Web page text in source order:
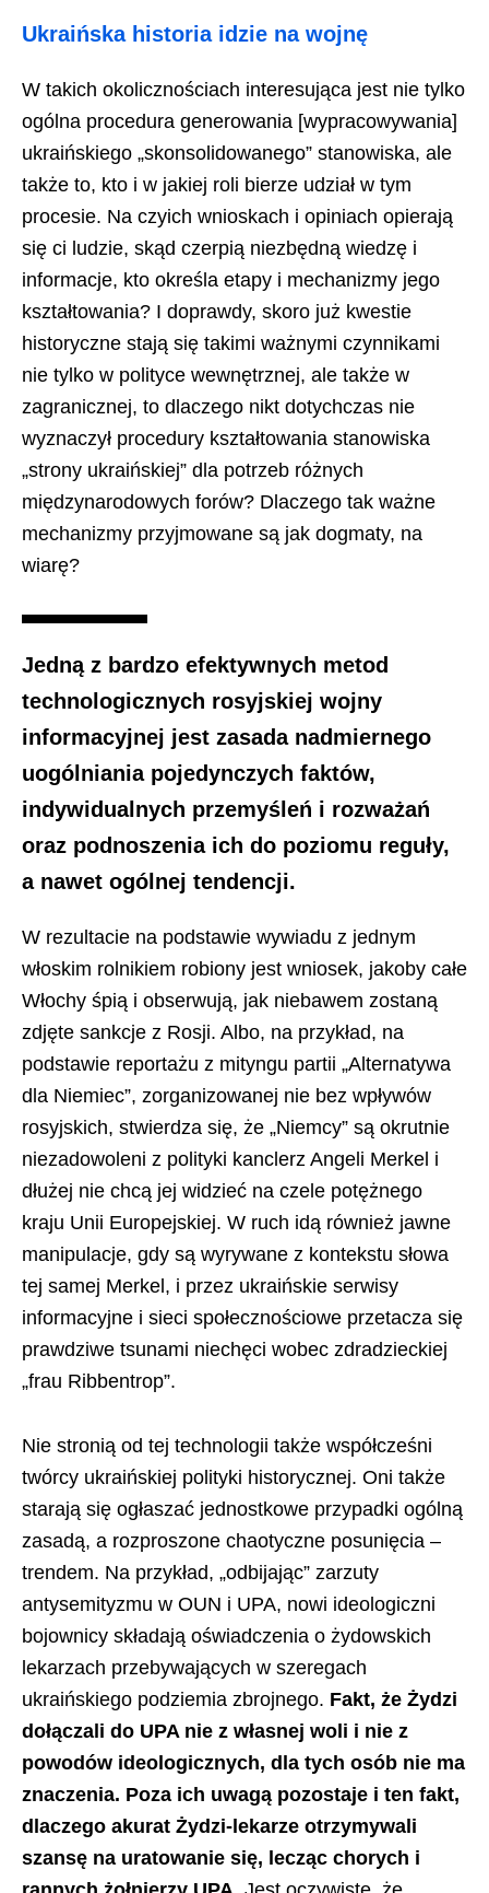
Ukraińska historia idzie na wojnę
W takich okolicznościach interesująca jest nie tylko
ogólna procedura generowania [wypracowywania]
ukraińskiego „skonsolidowanego” stanowiska, ale
także to, kto i w jakiej roli bierze udział w tym
procesie. Na czyich wnioskach i opiniach opierają
się ci ludzie, skąd czerpią niezbędną wiedzę i
informacje, kto określa etapy i mechanizmy jego
kształtowania? I doprawdy, skoro już kwestie
historyczne stają się takimi ważnymi czynnikami
nie tylko w polityce wewnętrznej, ale także w
zagranicznej, to dlaczego nikt dotychczas nie
wyznaczył procedury kształtowania stanowiska
„strony ukraińskiej” dla potrzeb różnych
międzynarodowych forów? Dlaczego tak ważne
mechanizmy przyjmowane są jak dogmaty, na
wiarę?
Jedną z bardzo efektywnych metod
technologicznych rosyjskiej wojny
informacyjnej jest zasada nadmiernego
uogólniania pojedynczych faktów,
indywidualnych przemyśleń i rozważań
oraz podnoszenia ich do poziomu reguły,
a nawet ogólnej tendencji.
W rezultacie na podstawie wywiadu z jednym
włoskim rolnikiem robiony jest wniosek, jakoby całe
Włochy śpią i obserwują, jak niebawem zostaną
zdjęte sankcje z Rosji. Albo, na przykład, na
podstawie reportażu z mityngu partii „Alternatywa
dla Niemiec”, zorganizowanej nie bez wpływów
rosyjskich, stwierdza się, że „Niemcy” są okrutnie
niezadowoleni z polityki kanclerz Angeli Merkel i
dłużej nie chcą jej widzieć na czele potężnego
kraju Unii Europejskiej. W ruch idą również jawne
manipulacje, gdy są wyrywane z kontekstu słowa
tej samej Merkel, i przez ukraińskie serwisy
informacyjne i sieci społecznościowe przetacza się
prawdziwe tsunami niechęci wobec zdradzieckiej
„frau Ribbentrop”.
Nie stronią od tej technologii także współcześni
twórcy ukraińskiej polityki historycznej. Oni także
starają się ogłaszać jednostkowe przypadki ogólną
zasadą, a rozproszone chaotyczne posunięcia –
trendem. Na przykład, „odbijając” zarzuty
antysemityzmu w OUN i UPA, nowi ideologiczni
bojownicy składają oświadczenia o żydowskich
lekarzach przebywających w szeregach
ukraińskiego podziemia zbrojnego. Fakt, że Żydzi
dołączali do UPA nie z własnej woli i nie z
powodów ideologicznych, dla tych osób nie ma
znaczenia. Poza ich uwagą pozostaje i ten fakt,
dlaczego akurat Żydzi-lekarze otrzymywali
szansę na uratowanie się, lecząc chorych i